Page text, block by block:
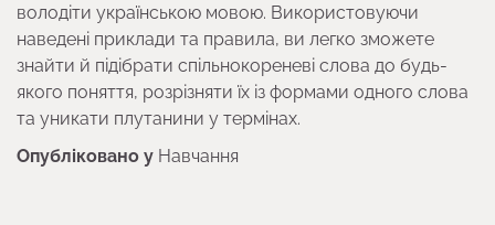
володіти українською мовою. Використовуючи
наведені приклади та правила, ви легко зможете
знайти й підібрати спільнокореневі слова до будь-
якого поняття, розрізняти їх із формами одного слова
та уникати плутанини у термінах.
Опубліковано у Навчання